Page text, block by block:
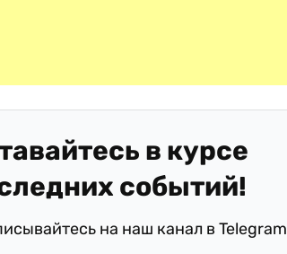
в курсе
событий!
на наш канал в Telegram